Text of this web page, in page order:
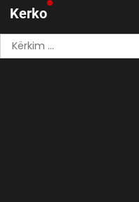
Kerko
Kërko
për: